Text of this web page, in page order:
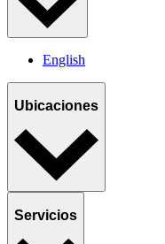
English
Ubicaciones
Servicios